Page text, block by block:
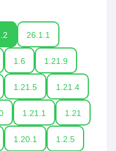
26.1.1
1.6 1.21.9
1.21.5 1.21.4
1.21.1 1.21
1.20.1 1.2.5